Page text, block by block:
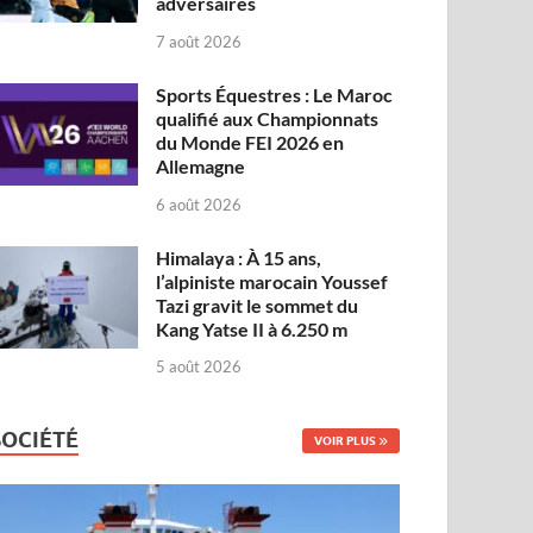
7 août 2026
Sports Équestres : Le Maroc
qualifié aux Championnats
du Monde FEI 2026 en
Allemagne
6 août 2026
Himalaya : À 15 ans,
l’alpiniste marocain Youssef
Tazi gravit le sommet du
Kang Yatse II à 6.250 m
5 août 2026
VOIR PLUS